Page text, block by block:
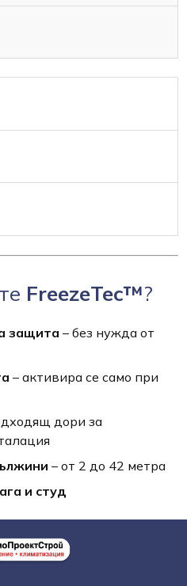
FreezeTec™?
защита – без нужда от
– активира се само при
дори за
– от 2 до 42 метра
и студ